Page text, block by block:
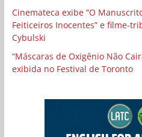
Cinemateca exibe “O
Feiticeiros Inocentes” e filme-
Cybulski
“Máscaras de Oxigênio Não
exibida no Festival de Toronto